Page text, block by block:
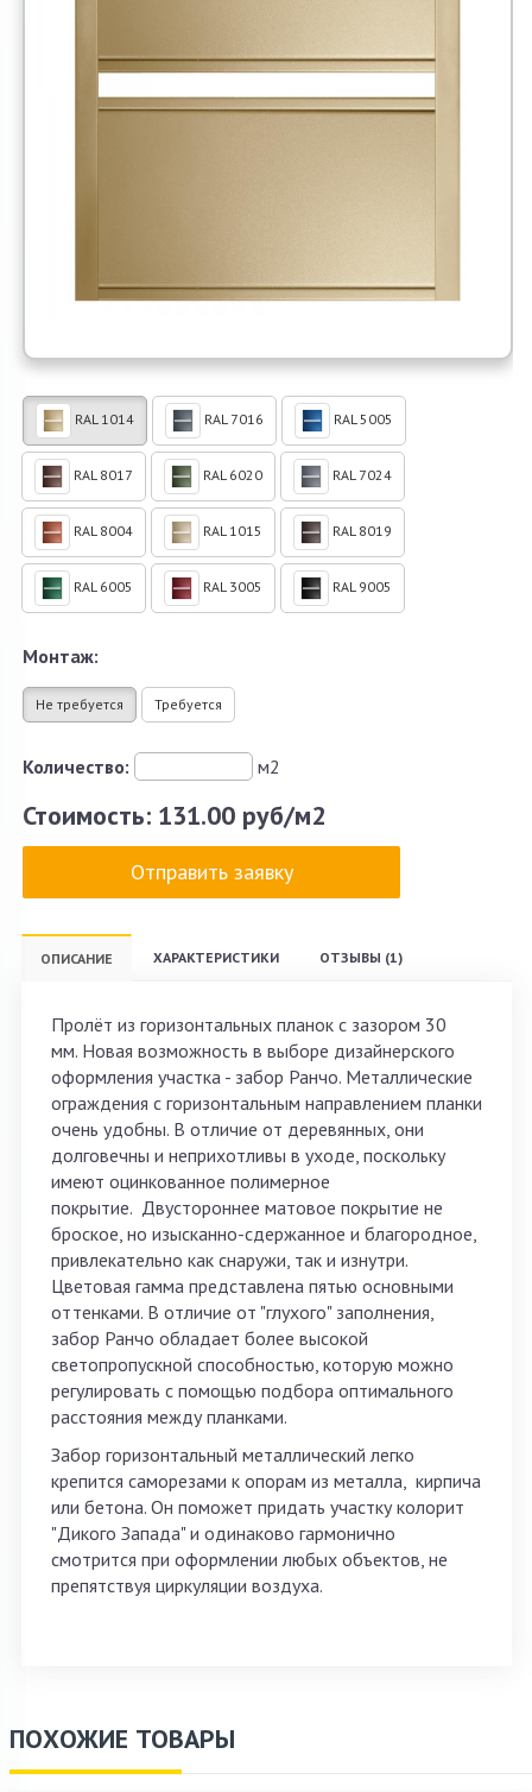
RAL 1014 RAL 7016 RAL 5005
RAL 8017 RAL 6020 RAL 7024
RAL 8004 RAL 1015 RAL 8019
RAL 6005 RAL 3005 RAL 9005
Монтаж:
Не требуется Требуется
Количество: м2
Стоимость: 131.00 руб/м2
Отправить заявку
ОПИСАНИЕ ХАРАКТЕРИСТИКИ ОТЗЫВЫ (1)
Пролёт из горизонтальных планок с зазором 30
мм. Новая возможность в выборе дизайнерского
оформления участка - забор Ранчо. Металлические
ограждения с горизонтальным направлением планки
очень удобны. В отличие от деревянных, они
долговечны и неприхотливы в уходе, поскольку
имеют оцинкованное полимерное
покрытие. Двустороннее матовое покрытие не
броское, но изысканно-сдержанное и благородное,
привлекательно как снаружи, так и изнутри.
Цветовая гамма представлена пятью основными
оттенками. В отличие от "глухого" заполнения,
забор Ранчо обладает более высокой
светопропускной способностью, которую можно
регулировать с помощью подбора оптимального
расстояния между планками.
Забор горизонтальный металлический легко
крепится саморезами к опорам из металла, кирпича
или бетона. Он поможет придать участку колорит
"Дикого Запада" и одинаково гармонично
смотрится при оформлении любых объектов, не
препятствуя циркуляции воздуха.
ПОХОЖИЕ ТОВАРЫ